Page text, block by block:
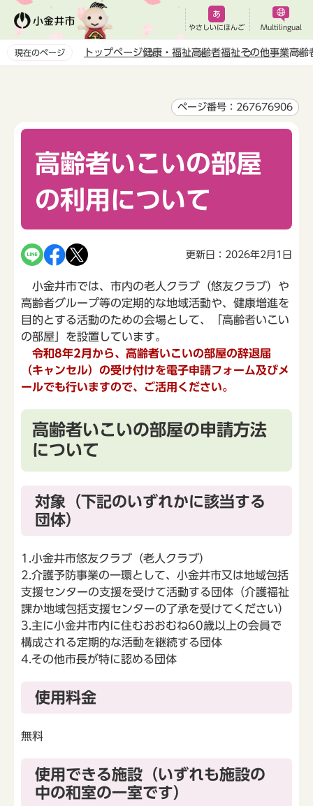
ペ
やさしいにほんご Multilingual
現在のページ トップページ健康・福祉高齢者福祉その他事業高齢
ページ番号：267676906
高齢者いこいの部屋
の利用について
更新日：2026年2月1日
小金井市では、市内の老人クラブ（悠友クラブ）や
高齢者グループ等の定期的な地域活動や、健康増進を
目的とする活動のための会場として、「高齢者いこい
の部屋」を設置しています。
令和8年2月から、高齢者いこいの部屋の辞退届
（キャンセル）の受け付けを電子申請フォーム及びメ
ールでも行いますので、ご活用ください。
高齢者いこいの部屋の申請方法
について
対象（下記のいずれかに該当する
団体）
1.小金井市悠友クラブ（老人クラブ）
2.介護予防事業の一環として、小金井市又は地域包括
支援センターの支援を受けて活動する団体（介護福祉
課か地域包括支援センターの了承を受けてください）
3.主に小金井市内に住むおおむね60歳以上の会員で
構成される定期的な活動を継続する団体
4.その他市長が特に認める団体
使用料金
無料
使用できる施設（いずれも施設の
中の和室の一室です）